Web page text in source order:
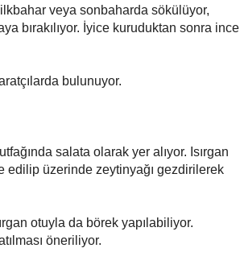
veya sonbaharda sökülüyor,
bırakılıyor. İyice kuruduktan sonra ince
bulunuyor.
salata olarak yer alıyor. Isırgan
edilip üzerinde zeytinyağı gezdirilerek
otuyla da börek yapılabiliyor.
öneriliyor.